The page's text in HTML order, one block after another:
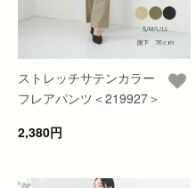
ストレッチサテンカラー
フレアパンツ＜219927＞
2,380円